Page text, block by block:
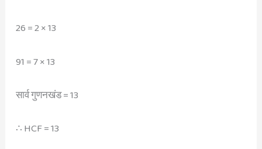
26 = 2 × 13
91 = 7 × 13
सार्व गुणनखंड = 13
∴ HCF = 13